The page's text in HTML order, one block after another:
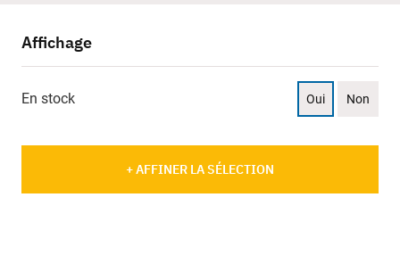
Affichage
En stock Oui Non
+ AFFINER LA SÉLECTION